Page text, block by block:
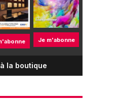
Je m'abonne
la boutique